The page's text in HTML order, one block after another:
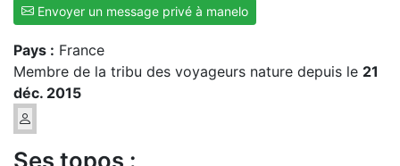
Envoyer un message privé à manelo
Pays : France
Membre de la tribu des voyageurs nature depuis le 21
déc. 2015
Ses topos :